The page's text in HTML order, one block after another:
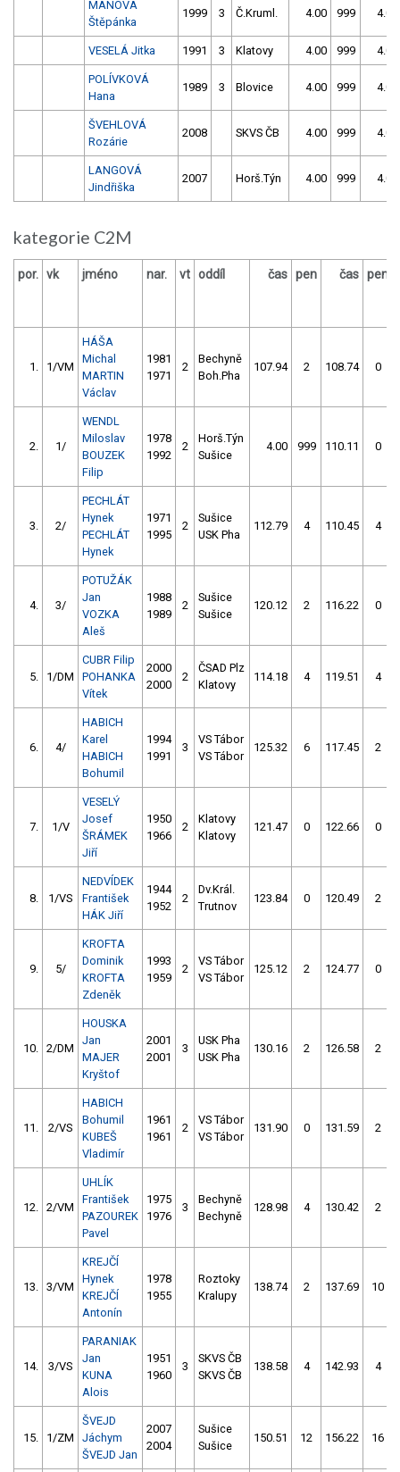
MANOVÁ
Štěpánka
1999 3 Č.Kruml. 4.00 999 4.00
VESELÁ Jitka 1991 3 Klatovy 4.00 999 4.00
POLÍVKOVÁ
Hana
1989 3 Blovice 4.00 999 4.00
ŠVEHLOVÁ
Rozárie
2008 SKVS ČB 4.00 999 4.00
LANGOVÁ
Jindřiška
2007 Horš.Týn 4.00 999 4.00
kategorie C2M
por. vk jméno nar. vt oddíl čas pen čas pen
1. 1/VM
HÁŠA
Michal
MARTIN
Václav
1981
1971
2
Bechyně
Boh.Pha
107.94 2 108.74 0
2. 1/
WENDL
Miloslav
BOUZEK
Filip
1978
1992
2
Horš.Týn
Sušice
4.00 999 110.11 0
3. 2/
PECHLÁT
Hynek
PECHLÁT
Hynek
1971
1995
2
Sušice
USK Pha
112.79 4 110.45 4
4. 3/
POTUŽÁK
Jan
VOZKA
Aleš
1988
1989
2
Sušice
Sušice
120.12 2 116.22 0
5. 1/DM
CUBR Filip
POHANKA
Vítek
2000
2000
2
ČSAD Plz
Klatovy
114.18 4 119.51 4
6. 4/
HABICH
Karel
HABICH
Bohumil
1994
1991
3
VS Tábor
VS Tábor
125.32 6 117.45 2
7. 1/V
VESELÝ
Josef
ŠRÁMEK
Jiří
1950
1966
2
Klatovy
Klatovy
121.47 0 122.66 0
8. 1/VS
NEDVÍDEK
František
HÁK Jiří
1944
1952
2
Dv.Král.
Trutnov
123.84 0 120.49 2
9. 5/
KROFTA
Dominik
KROFTA
Zdeněk
1993
1959
2
VS Tábor
VS Tábor
125.12 2 124.77 0
10. 2/DM
HOUSKA
Jan
MAJER
Kryštof
2001
2001
3
USK Pha
USK Pha
130.16 2 126.58 2
11. 2/VS
HABICH
Bohumil
KUBEŠ
Vladimír
1961
1961
2
VS Tábor
VS Tábor
131.90 0 131.59 2
12. 2/VM
UHLÍK
František
PAZOUREK
Pavel
1975
1976
3
Bechyně
Bechyně
128.98 4 130.42 2
13. 3/VM
KREJČÍ
Hynek
KREJČÍ
Antonín
1978
1955
Roztoky
Kralupy
138.74 2 137.69 10
14. 3/VS
PARANIAK
Jan
KUNA
Alois
1951
1960
3
SKVS ČB
SKVS ČB
138.58 4 142.93 4
15. 1/ZM
ŠVEJD
Jáchym
ŠVEJD Jan
2007
2004
Sušice
Sušice
150.51 12 156.22 16